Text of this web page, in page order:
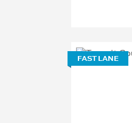
FAST LANE